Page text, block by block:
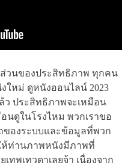
วนของประสิทธิภาพ ทุกคน
ใหม่ ดูหนังออนไลน์ 2023
ว ประสิทธิภาพจะเหมือน
นดูในโรงไหม พวกเราขอ
ของระบบและข้อมูลที่พวก
ห้ท่านภาพหนังมีภาพที่
ทพเทวดาเลยจ้า เนื่องจาก